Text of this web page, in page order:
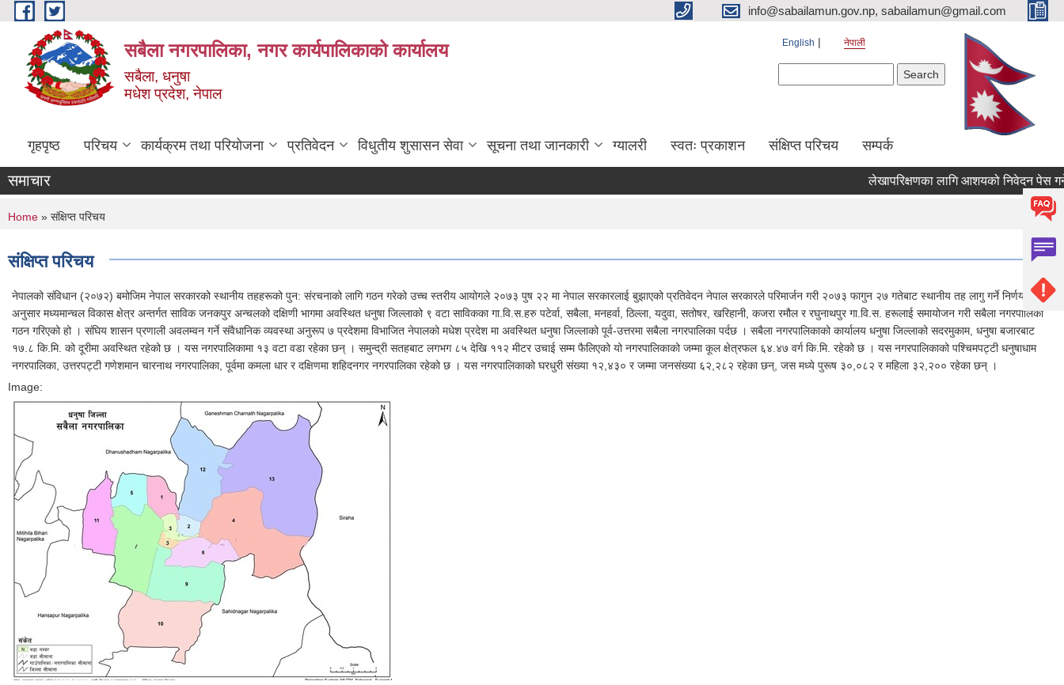
Skip to main content info@sabailamun.gov.np, sabailamun@gmail.com
सबैला नगरपालिका, नगर कार्यपालिकाको कार्यालय
सबैला, धनुषा
मधेश प्रदेश, नेपाल
English नेपाली
गृहपृष्ठ परिचय कार्यक्रम तथा परियोजना प्रतिवेदन विधुतीय शुसासन सेवा सूचना तथा जानकारी ग्यालरी स्वतः प्रकाशन संक्षिप्त परिचय सम्पर्क
समाचार लेखापरिक्षणका लागि आशयको निवेदन पेस गर्ने
You are here
Home » संक्षिप्त परिचय
संक्षिप्त परिचय
नेपालको संविधान (२०७२) बमोजिम नेपाल सरकारको स्थानीय तहहरूको पुन: संरचनाको लागि गठन गरेको उच्च स्तरीय आयोगले २०७३ पुष २२ मा नेपाल सरकारलाई बुझाएको प्रतिवेदन नेपाल सरकारले परिमार्जन गरी २०७३ फागुन २७ गतेबाट स्थानीय तह लागु गर्ने निर्णय गरे
अनुसार मध्यमान्चल विकास क्षेत्र अन्तर्गत साविक जनकपुर अन्चलको दक्षिणी भागमा अवस्थित धनुषा जिल्लाको ९ वटा साविकका गा.वि.स.हरु पटेर्वा, सबैला, मनहर्वा, ठिल्ला, यदुवा, सतोषर, खरिहानी, कजरा रमौल र रघुनाथपुर गा.वि.स. हरूलाई समायोजन गरी सबैला नगरपालिका
गठन गरिएको हो । संघिय शासन प्रणाली अवलम्वन गर्ने संवैधानिक व्यवस्था अनुरूप ७ प्रदेशमा विभाजित नेपालको मधेश प्रदेश मा अवस्थित धनुषा जिल्लाको पूर्व-उत्तरमा सबैला नगरपालिका पर्दछ । सबैला नगरपालिकाको कार्यालय धनुषा जिल्लाको सदरमुकाम, धनुषा बजारबाट
१७.८ कि.मि. को दूरीमा अवस्थित रहेको छ । यस नगरपालिकामा १३ वटा वडा रहेका छन् । समुन्द्री सतहबाट लगभग ८५ देखि ११२ मीटर उचाई सम्म फैलिएको यो नगरपालिकाको जम्मा कूल क्षेत्रफल ६४.४७ वर्ग कि.मि. रहेको छ । यस नगरपालिकाको पश्‍चिमपट्टी धनुषाधाम
नगरपालिका, उत्तरपट्टी गणेशमान चारनाथ नगरपालिका, पूर्वमा कमला धार र दक्षिणमा शहिदनगर नगरपालिका रहेको छ । यस नगरपालिकाको घरधुरी संख्या १२,४३० र जम्मा जनसंख्या ६२,२८२ रहेका छन्, जस मध्ये पुरूष ३०,०८२ र महिला ३२,२०० रहेका छन् ।
Image: